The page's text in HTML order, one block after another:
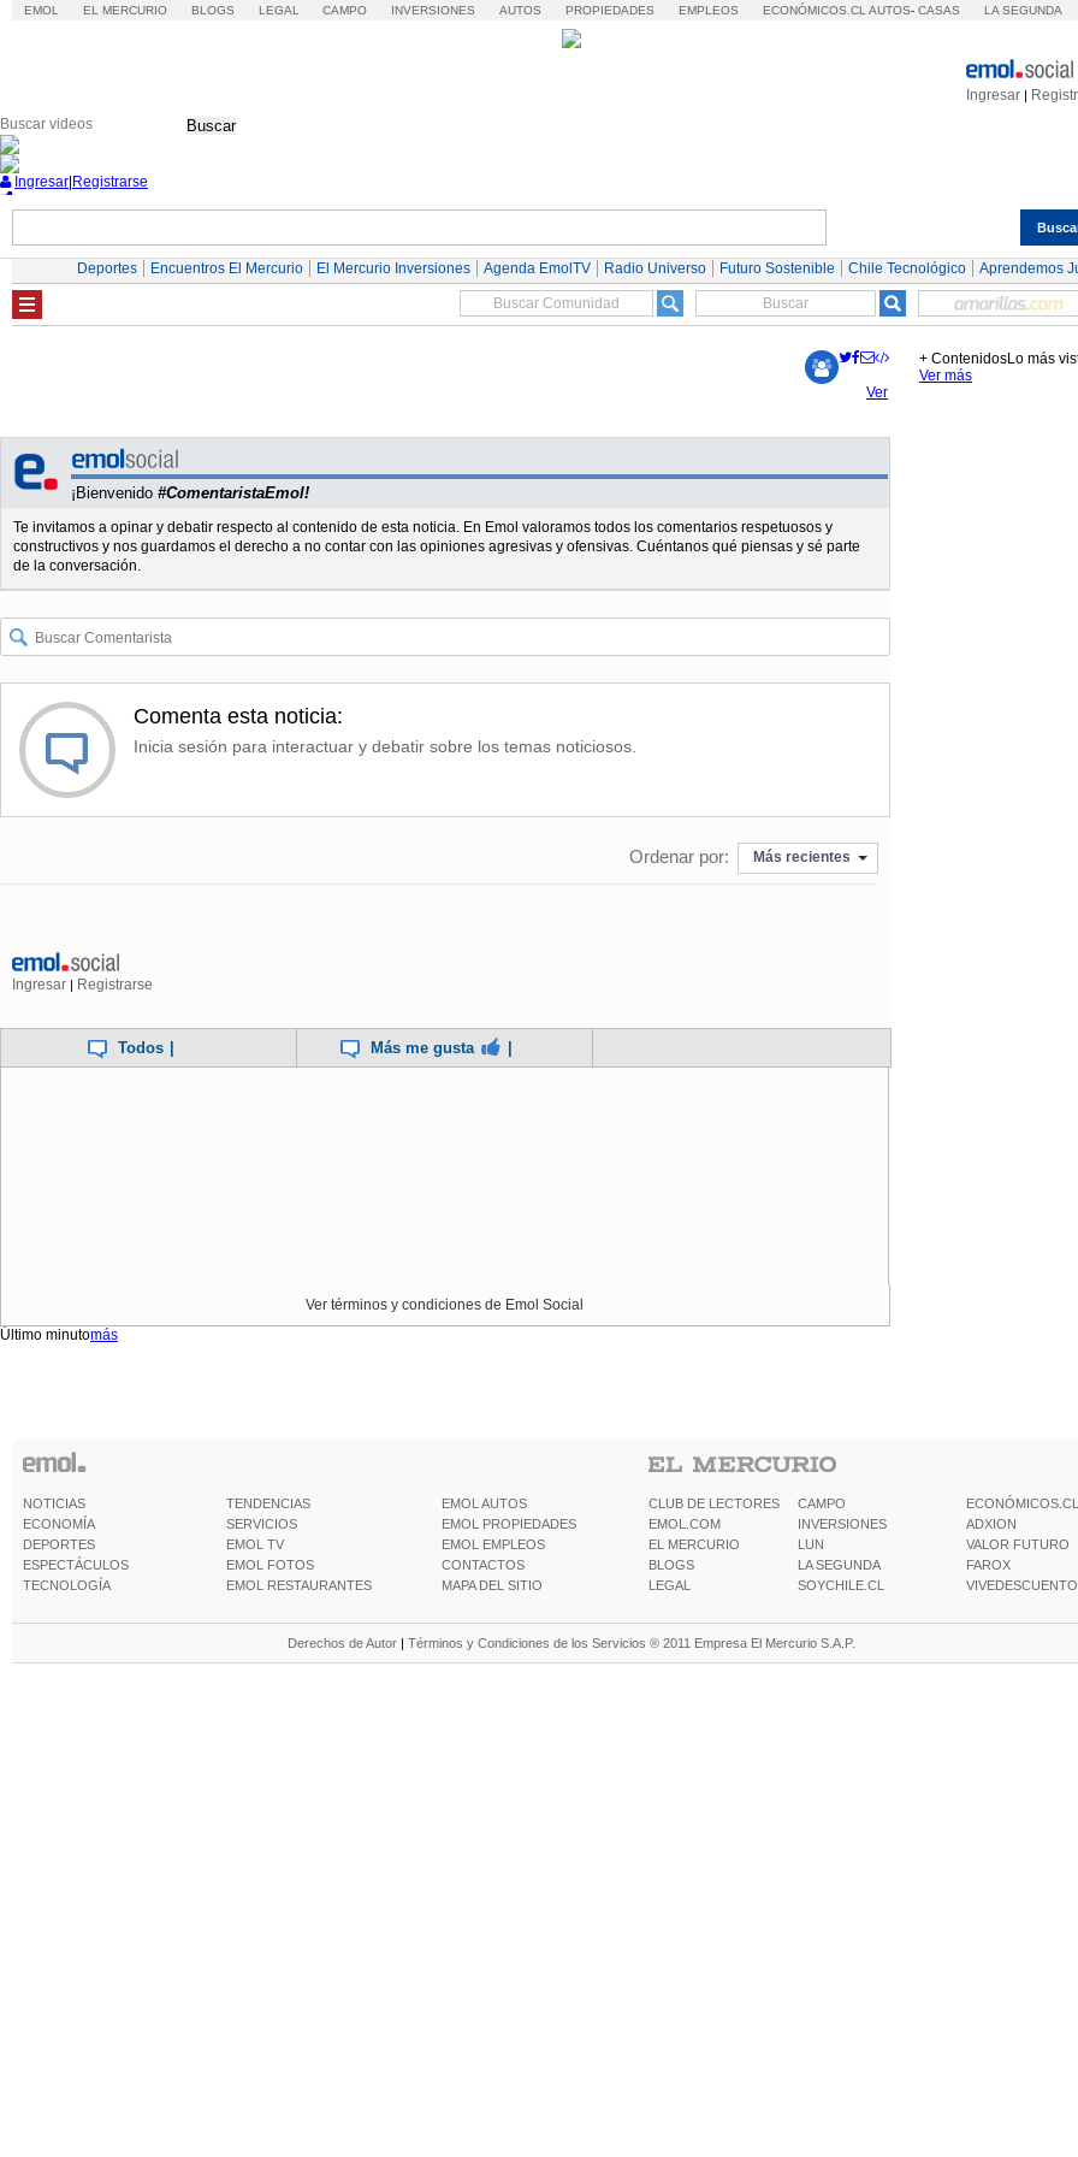
EMOL EL MERCURIO BLOGS LEGAL CAMPO INVERSIONES AUTOS PROPIEDADES EMPLEOS ECONÓMICOS.CL AUTOS- CASAS LA SEGUNDA
Ingresar |
Buscar
Ingresar Registrarse
Deportes Encuentros El Mercurio El Mercurio Inversiones Agenda EmolTV Radio Universo Futuro Sostenible Chile Tecnológico Aprendemos
¡Bienvenido #ComentaristaEmol!
Te invitamos a opinar y debatir respecto al contenido de esta noticia. En Emol valoramos todos los comentarios respetuosos y
constructivos y nos guardamos el derecho a no contar con las opiniones agresivas y ofensivas. Cuéntanos qué piensas y sé parte
de la conversación.
Comenta esta noticia:
Inicia sesión para interactuar y debatir sobre los temas noticiosos.
Ordenar por: Más recientes
Ingresar | Registrarse
Todos | Más me gusta |
Ver términos y condiciones de Emol Social
Último minuto
Ver
más
Lo más
+ Contenidos
Ver más
NOTICIAS
ECONOMÍA
DEPORTES
ESPECTÁCULOS
TECNOLOGÍA
TENDENCIAS
SERVICIOS
EMOL TV
EMOL FOTOS
EMOL RESTAURANTES
EMOL AUTOS
EMOL PROPIEDADES
EMOL EMPLEOS
CONTACTOS
MAPA DEL SITIO
CLUB DE LECTORES
EMOL.COM
EL MERCURIO
BLOGS
LEGAL
CAMPO
INVERSIONES
LUN
LA SEGUNDA
SOYCHILE.CL
ECONÓMICOS.CL
ADXION
VALOR FUTURO
FAROX
Derechos de Autor | Términos y Condiciones de los Servicios ® 2011 Empresa El Mercurio S.A.P.